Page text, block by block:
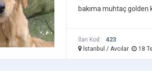
bakıma muhtaç golden
İlan Kod : 423
İstanbul / Avcılar 18